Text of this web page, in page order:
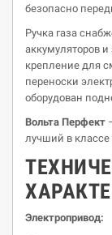
безопасно
Ручка газа
аккумуляторов
крепление для
переноски
оборудован
Вольта Перфект
лучший в
Электропривод: